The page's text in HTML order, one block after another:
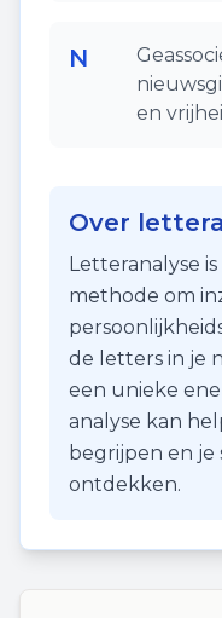
N
en
Over
Letteranalyse
methode om
de letters in je
een unieke
analyse kan
begrijpen en
ontdekken.